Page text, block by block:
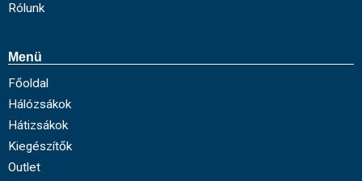
Rólunk
Menü
Főoldal
Hálózsákok
Hátizsákok
Kiegészítők
Outlet